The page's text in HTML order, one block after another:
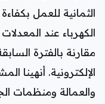
الثمانية للعمل
مقارنة بالفترة
الإلكترونية. أنهينا
والعمالة ومنظمات